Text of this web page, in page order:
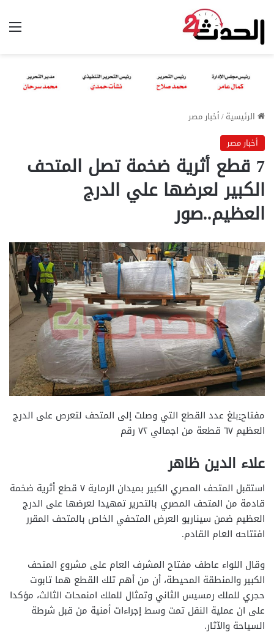
الرئيسية/أخبار مصر
أخبار مصر
7 قطع أثرية ضخمة تصل المتحف
الكبير لعرضها علي الدرج
العظيم..صور
مفتاح:بلغ عدد القطع التي وصلت إلى المتحف لتعرص على الدرج
العظيم ٦٧ قطعة من اجمالي ٧٢ رقم
علاء الدين ظاهر
استقبل المتحف المصري الكبير بميدان الرماية ٧ قطع أثرية ضخمة
قادمة من المتحف المصري بالتحرير تمهيدا لعرضها على الدرج
العظيم ضمن سيناريو العرض المتحفي الخاص بالمتحف المقرر
افتتاحه العام القادم.
وقال اللواء عاطف مفتاح المشرف العام على مشروع المتحف
الكبير والمنطقة المحيطة، أن من أهم تلك القطع هما تابوت
حجري للملك رمسيس الثاني وتمثال للملك امنمحات الثالث، مؤكدا
على ان عملية النقل تمت وسط إجراءات أمنية من قبل شرطة
السياحة والآثار.